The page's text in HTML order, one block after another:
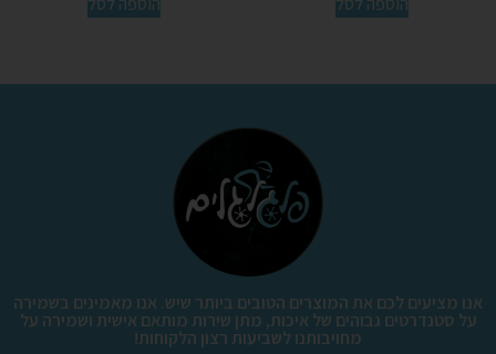
אנו מציעים לכם את המוצרים הטובים ביותר שיש. אנו מאמינים בשמירה
על סטנדרטים גבוהים של איכות, מתן שירות מותאם אישית ושמירה על
מחויבותנו לשביעות רצון הלקוחות!